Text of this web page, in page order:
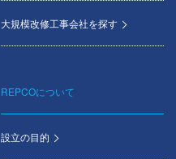
大規模改修工事会社を探す
REPCOについて
設立の目的